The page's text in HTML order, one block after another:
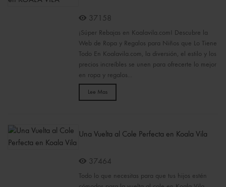
37158
¡Súper Rebajas en Koalavila.com! Descubre la
Web de Ropa y Regalos para Niños que Lo Tiene
Todo En Koalavila.com, la diversión, el estilo y los
precios increíbles se unen para ofrecerte lo mejor
en ropa y regalos...
Lee Mas
Una Vuelta al Cole Perfecta en Koala Vila
37464
Todo lo que necesitas para que tus hijos estén